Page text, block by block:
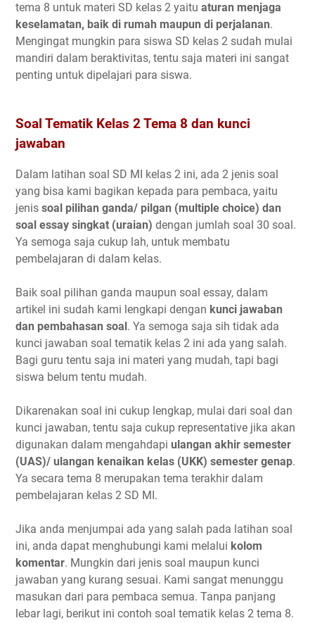
tema 8 untuk materi SD kelas 2 yaitu aturan menjaga
keselamatan, baik di rumah maupun di perjalanan.
Mengingat mungkin para siswa SD kelas 2 sudah mulai
mandiri dalam beraktivitas, tentu saja materi ini sangat
penting untuk dipelajari para siswa.
Soal Tematik Kelas 2 Tema 8 dan kunci
jawaban
Dalam latihan soal SD MI kelas 2 ini, ada 2 jenis soal
yang bisa kami bagikan kepada para pembaca, yaitu
jenis soal pilihan ganda/ pilgan (multiple choice) dan
soal essay singkat (uraian) dengan jumlah soal 30 soal.
Ya semoga saja cukup lah, untuk membatu
pembelajaran di dalam kelas.
Baik soal pilihan ganda maupun soal essay, dalam
artikel ini sudah kami lengkapi dengan kunci jawaban
dan pembahasan soal . Ya semoga saja sih tidak ada
kunci jawaban soal tematik kelas 2 ini ada yang salah.
Bagi guru tentu saja ini materi yang mudah, tapi bagi
siswa belum tentu mudah.
Dikarenakan soal ini cukup lengkap, mulai dari soal dan
kunci jawaban, tentu saja cukup representative jika akan
digunakan dalam mengahdapi ulangan akhir semester
(UAS)/ ulangan kenaikan kelas (UKK) semester genap.
Ya secara tema 8 merupakan tema terakhir dalam
pembelajaran kelas 2 SD MI.
Jika anda menjumpai ada yang salah pada latihan soal
ini, anda dapat menghubungi kami melalui kolom
komentar. Mungkin dari jenis soal maupun kunci
jawaban yang kurang sesuai. Kami sangat menunggu
masukan dari para pembaca semua. Tanpa panjang
lebar lagi, berikut ini contoh soal tematik kelas 2 tema 8.